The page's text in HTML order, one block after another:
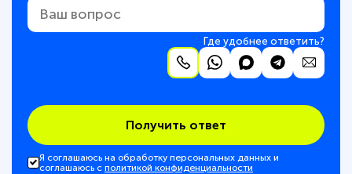
Где удобнее ответить?
Получить ответ
Я соглашаюсь на обработку персональных данных и
соглашаюсь с политикой конфиденциальности